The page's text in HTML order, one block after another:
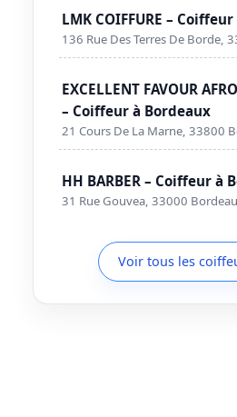
LMK COIFFURE –
136 Rue Des Terres De Borde,
EXCELLENT FAVOUR
– Coiffeur à Bordeaux
21 Cours De La Marne, 33800
HH BARBER – Coiffeur à
31 Rue Gouvea, 33000
Voir tous les